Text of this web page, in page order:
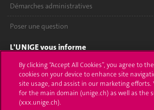
Démarches administratives
Poser une question
L'UNIGE vous informe
UNIGE Mobile
Médias
By clicking “Accept All Cookies”, you agree to
cookies on your device to enhance site
site usage, and assist in our marketing efforts.
for the main domain (unige.ch) as well as the
(xxx.unige.ch).